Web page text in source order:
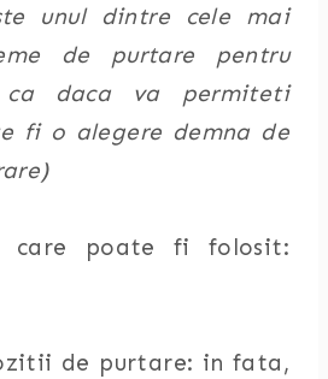
unul dintre cele mai
de purtare pentru
ca daca va permiteti
fi o alegere demna de
care poate fi folosit:
de purtare: in fata,